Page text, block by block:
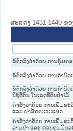
ສະແດງ 1431-1440 ຂ
ຂໍ້ຕົກລົງວ່າດ້ວຍ ການຄຸ້ມຄອ
ຂໍ້ຕົກລົງວ່າດ້ວຍ ການກຳນົ
ຂໍ້ຕົກລົງວ່າດ້ວຍ ການກຳນົ
ໃຊ້ທີ່ດິນ ໃນເຂດທີ່ດິນປ່າໄມ້
ຄຳສັ່ງວ່າດ້ວຍ ການເພີ່ມທ
ແລະ ຢາສັດຕະວະແພດ
ຄໍາສັ່ງວ່າດ້ວຍ ການເພີ່ມທ
ລາມປ່າ ແລະ ຄວບຄຸມມົົນລ